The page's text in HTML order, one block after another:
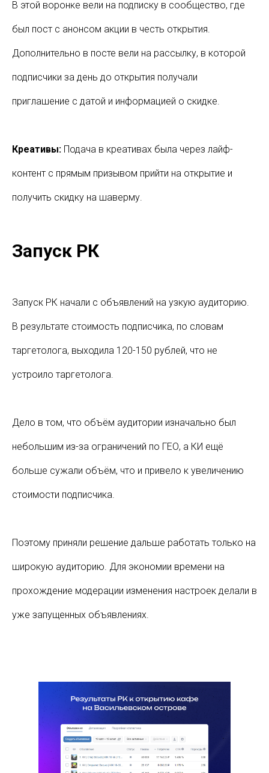
В этой воронке вели на подписку в сообщество, где
был пост с анонсом акции в честь открытия.
Дополнительно в посте вели на рассылку, в которой
подписчики за день до открытия получали
приглашение с датой и информацией о скидке.
Креативы: Подача в креативах была через лайф-
контент с прямым призывом прийти на открытие и
получить скидку на шаверму.
Запуск РК
Запуск РК начали с объявлений на узкую аудиторию.
В результате стоимость подписчика, по словам
таргетолога, выходила 120-150 рублей, что не
устроило таргетолога.
Дело в том, что объём аудитории изначально был
небольшим из-за ограничений по ГЕО, а КИ ещё
больше сужали объём, что и привело к увеличению
стоимости подписчика.
Поэтому приняли решение дальше работать только на
широкую аудиторию. Для экономии времени на
прохождение модерации изменения настроек делали в
уже запущенных объявлениях.